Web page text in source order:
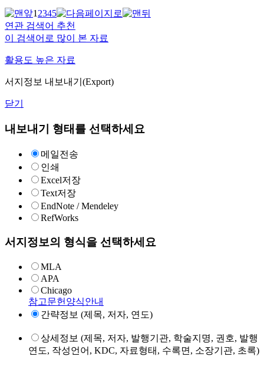
12345
연관 검색어 추천
이 검색어로 많이 본 자료
활용도 높은 자료
서지정보 내보내기(Export)
닫기
내보내기 형태를 선택하세요
메일전송
인쇄
Excel저장
Text저장
EndNote / Mendeley
RefWorks
서지정보의 형식을 선택하세요
MLA
APA
Chicago
참고문헌양식안내
간략정보 (제목, 저자, 연도)
상세정보 (제목, 저자, 발행기관, 학술지명, 권호, 발행
연도, 작성언어, KDC, 자료형태, 수록면, 소장기관, 초록)